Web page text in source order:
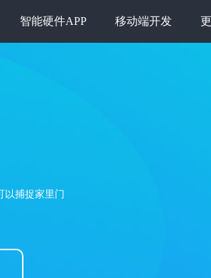
智能硬件APP 移动端开发
以捕捉家里门